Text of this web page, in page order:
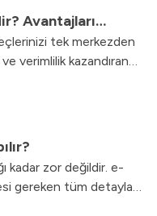
Avantajları
tek merkezden
verimlilik kazandıran
ve işleyişini bu
kadar zor değildir. e-
gereken tüm detayları